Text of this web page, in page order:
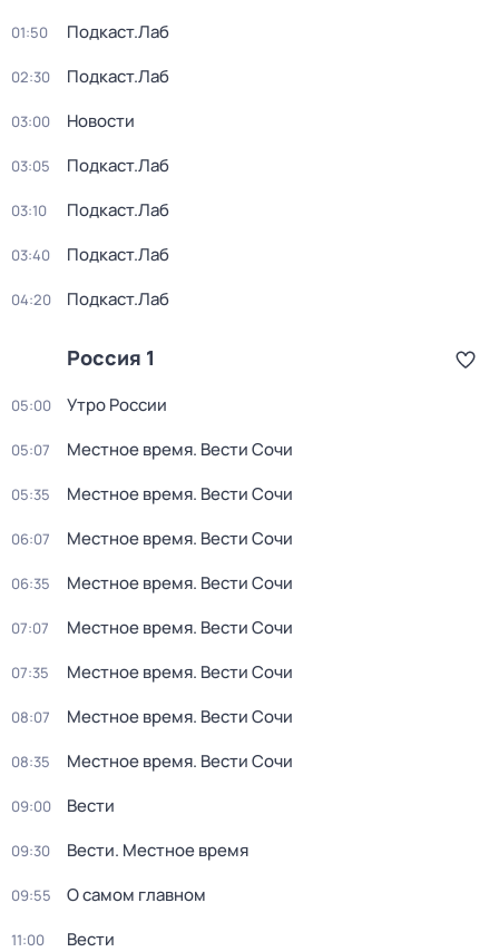
01:50 Подкаст.Лаб
02:30 Подкаст.Лаб
03:00 Новости
03:05 Подкаст.Лаб
03:10 Подкаст.Лаб
03:40 Подкаст.Лаб
04:20 Подкаст.Лаб
Россия 1
05:00 Утро России
05:07 Местное время. Вести Сочи
05:35 Местное время. Вести Сочи
06:07 Местное время. Вести Сочи
06:35 Местное время. Вести Сочи
07:07 Местное время. Вести Сочи
07:35 Местное время. Вести Сочи
08:07 Местное время. Вести Сочи
08:35 Местное время. Вести Сочи
09:00 Вести
09:30 Вести. Местное время
09:55 О самом главном
11:00 Вести